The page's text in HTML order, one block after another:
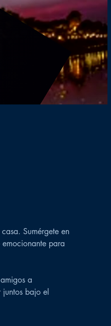
Sumérgete en
para
a
juntos bajo el